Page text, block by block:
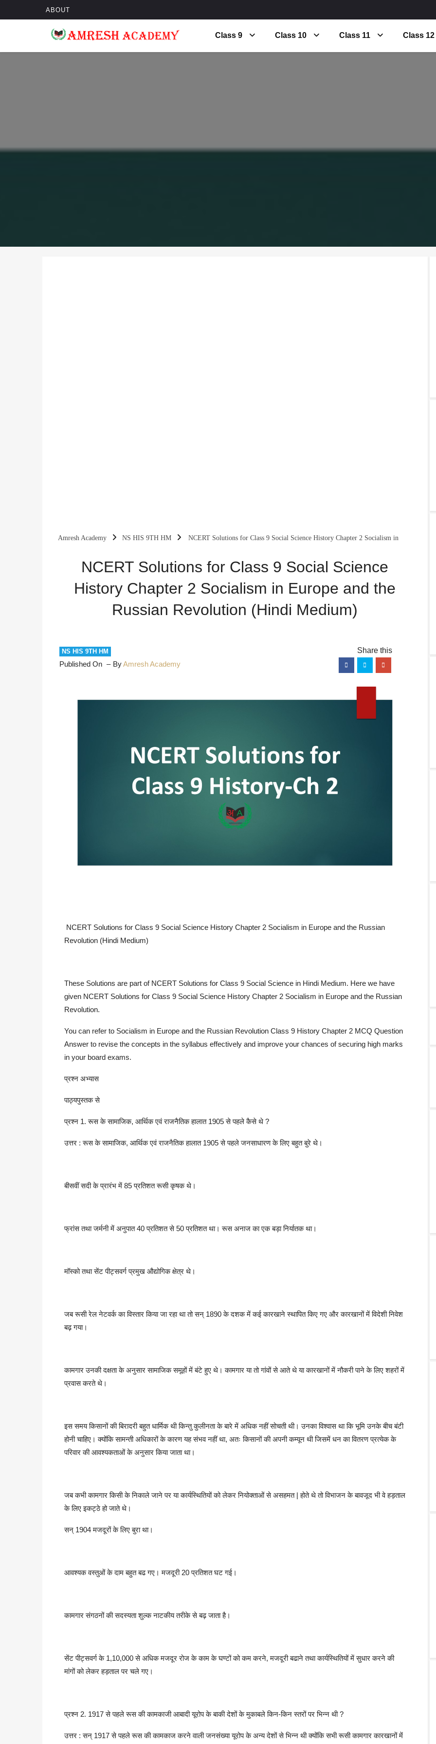
ABOUT
Class 9 Class 10 Class 11 Class 12
Amresh Academy NS HIS 9TH HM NCERT Solutions for Class 9 Social Science History Chapter 2 Socialism in
NCERT Solutions for Class 9 Social Science
History Chapter 2 Socialism in Europe and the
Russian Revolution (Hindi Medium)
NS HIS 9TH HM
Published On ByAmresh Academy
NCERT Solutions for Class 9 Social Science History Chapter 2 Socialism in Europe and the Russian
Revolution (Hindi Medium)
These Solutions are part of NCERT Solutions for Class 9 Social Science in Hindi Medium. Here we have
given NCERT Solutions for Class 9 Social Science History Chapter 2 Socialism in Europe and the Russian
Revolution.
You can refer to Socialism in Europe and the Russian Revolution Class 9 History Chapter 2 MCQ Question
Answer to revise the concepts in the syllabus effectively and improve your chances of securing high marks
in your board exams.
प्रश्न अभ्यास
पाठ्यपुस्तक से
प्रश्न 1. रूस के सामाजिक, आर्थिक एवं राजनैतिक हालात 1905 से पहले कैसे थे ?
उत्तर : रूस के सामाजिक, आर्थिक एवं राजनैतिक हालात 1905 से पहले जनसाधारण के लिए बहुत बुरे थे।
बीसवीं सदी के प्रारंभ में 85 प्रतिशत रूसी कृषक थे।
फ्रांस तथा जर्मनी में अनुपात 40 प्रतिशत से 50 प्रतिशत था। रूस अनाज का एक बड़ा निर्यातक था।
मॉस्को तथा सेंट पीट्सवर्ग प्रमुख औद्योगिक क्षेत्र थे।
जब रूसी रेल नेटवर्क का विस्तार किया जा रहा था तो सन् 1890 के दशक में कई कारखाने स्थापित किए गए और कारखानों में विदेशी निवेश
बढ़ गया।
कामगार उनकी दक्षता के अनुसार सामाजिक समूहों में बंटे हुए थे। कामगार या तो गांवों से आते थे या कारखानों में नौकरी पाने के लिए शहरों में
प्रवास करते थे।
इस समय किसानों की बिरादरी बहुत धार्मिक थी किन्तु कुलीनता के बारे में अधिक नहीं सोचती थी। उनका विश्वास था कि भूमि उनके बीच बंटी
होनी चाहिए। क्योंकि सामन्ती अधिकारों के कारण यह संभव नहीं था, अतः किसानों की अपनी कम्यून थी जिसमें धन का वितरण प्रत्येक के
परिवार की आवश्यकताओं के अनुसार किया जाता था।
जब कभी कामगार किसी के निकाले जाने पर या कार्यस्थितियों को लेकर नियोक्ताओं से असहमत | होते थे तो विभाजन के बावजूद भी वे हड़ताल
के लिए इकट्ठे हो जाते थे।
सन् 1904 मजदूरों के लिए बुरा था।
आवश्यक वस्तुओं के दाम बहुत बढ गए। मजदूरी 20 प्रतिशत घट गई।
कामगार संगठनों की सदस्यता शुल्क नाटकीय तरीके से बढ़ जाता है।
सेंट पीट्सवर्ग के 1,10,000 से अधिक मजदूर रोज के काम के घण्टों को कम करने, मजदूरी बढाने तथा कार्यस्थितियों में सुधार करने की
मांगों को लेकर हड़ताल पर चले गए।
प्रश्न 2. 1917 से पहले रूस की कामकाजी आबादी यूरोप के बाकी देशों के मुकाबले किन-किन स्तरों पर भिन्न थी ?
उत्तर : सन् 1917 से पहले रूस की कामकाज करने वाली जनसंख्या यूरोप के अन्य देशों से भिन्न थी क्योंकि सभी रूसी कामगार कारखानों में